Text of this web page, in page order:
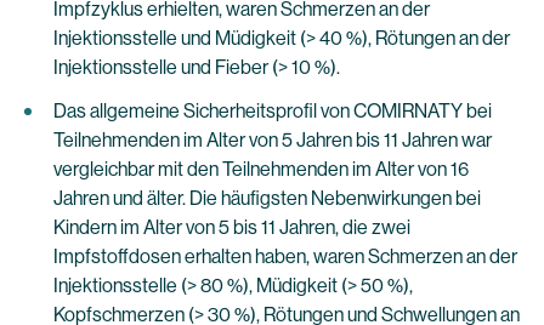
Impfzyklus erhielten, waren Schmerzen an der
Injektionsstelle und Müdigkeit (> 40 %), Rötungen an der
Injektionsstelle und Fieber (> 10 %).
Das allgemeine Sicherheitsprofil von COMIRNATY bei
Teilnehmenden im Alter von 5 Jahren bis 11 Jahren war
vergleichbar mit den Teilnehmenden im Alter von 16
Jahren und älter. Die häufigsten Nebenwirkungen bei
Kindern im Alter von 5 bis 11 Jahren, die zwei
Impfstoffdosen erhalten haben, waren Schmerzen an der
Injektionsstelle (> 80 %), Müdigkeit (> 50 %),
Kopfschmerzen (> 30 %), Rötungen und Schwellungen an